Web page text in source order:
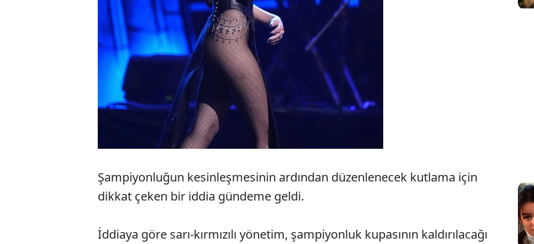
Şampiyonluğun kesinleşmesinin ardından düzenlenecek kutlama için
dikkat çeken bir iddia gündeme geldi.
İddiaya göre sarı-kırmızılı yönetim, şampiyonluk kupasının kaldırılacağı